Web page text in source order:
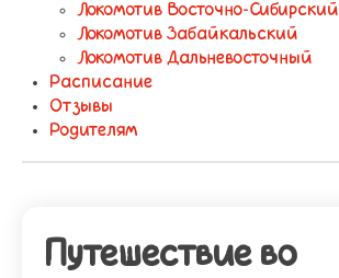
Локомотив Восточно-Сибирский
Локомотив Забайкальский
Локомотив Дальневосточный
Расписание
Отзывы
Родителям
Путешествие во